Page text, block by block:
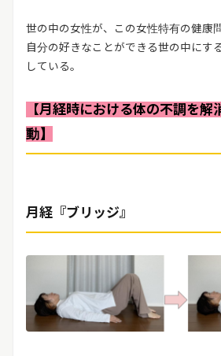
世の中の女性が、この女性特有の健康
自分の好きなことができる世の中にす
している。
【月経時における体の不調を解
動】
月経『ブリッジ』